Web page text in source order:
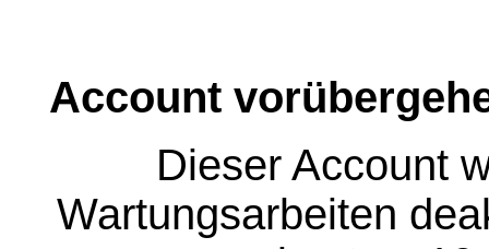
Account
Dieser Account
Wartungsarbeiten